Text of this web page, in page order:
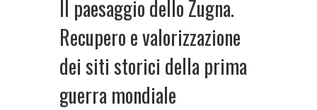
Il paesaggio dello Zugna.
Recupero e valorizzazione
dei siti storici della prima
guerra mondiale